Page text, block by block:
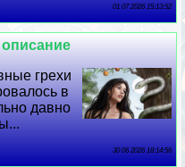
01 07 2026 15:13:52
грехи
в
давно
30 06 2026 18:14:56